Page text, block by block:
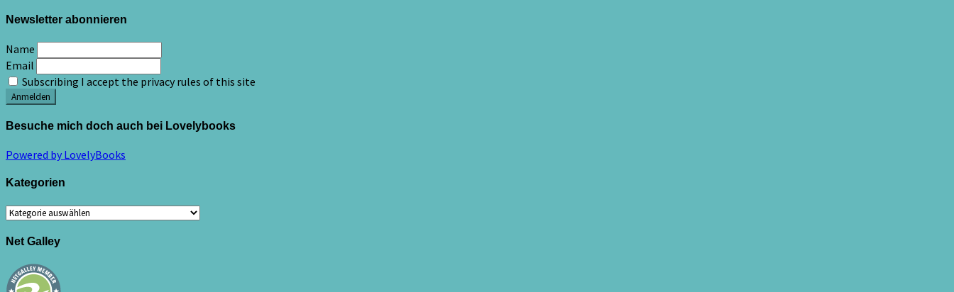
Newsletter abonnieren
Name
Email
Subscribing I accept the privacy rules of this site
Besuche mich doch auch bei Lovelybooks
Powered by LovelyBooks
Kategorien
Kategorien
Net Galley